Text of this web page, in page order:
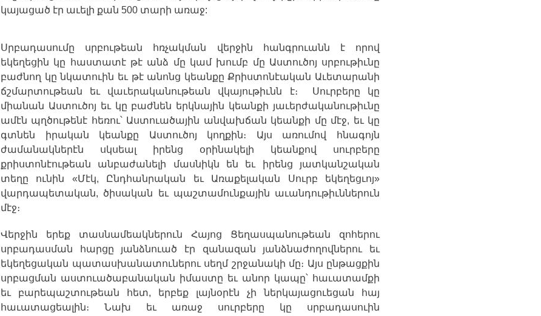
կայացած էր աւելի քան 500 տարի առաջ:
Սրբադասումը սրբութեան հռչակման վերջին հանգրուանն է
որով
եկեղեցին կը հաստատէ թէ անձ մը կամ խումբ մը Աստուծոյ սրբութիւնը
բաժնող կը նկատուին եւ թէ անոնց կեանքը Քրիստոնէական Աւետարանի
ճշմարտութեան
եւ վաւերականութեան վկայութիւնն է։ Սուրբերը
կը
միանան Աստուծոյ եւ կը բաժնեն երկնային կեանքի յաւերժականութիւնը
ամէն պղծութենէ հեռու՝ Աստուածային անվախճան կեանքի մը մէջ, եւ կը
գտնեն
իրական կեանքը Աստուծոյ կողքին։ Այս առումով
հնագոյն
ժամանակներէն
սկսեալ իրենց օրինակելի կեանքով
սուրբերը
քրիստոնէութեան
անբաժանելի մասնիկն են եւ իրենց
յատկանշական
տեղը
ունին «Մէկ, Ընդհանրական եւ Առաքելական Սուրբ եկեղեցւոյ»
վարդապետական, ծիսական եւ պաշտամունքային աւանդութիւններուն
մէջ։
Վերջին երեք տասնամեակներուն Հայոց Ցեղասպանութեան
զոհերու
սրբադասման
հարցը յանձնուած էր զանազան յանձնաժողովներու
եւ
եկեղեցական պատասխանատուներու սեղմ շրջանակի մը։ Այս ընթացքին
սրբացման աստուածաբանական իմաստը եւ անոր կապը՝ հաւատամքի
եւ
բարեպաշտութեան հետ, երբեք լայնօրէն չի ներկայացուեցան
հայ
հաւատացեալին։
Նախ եւ առաջ սուրբերը կը
սրբադասուին